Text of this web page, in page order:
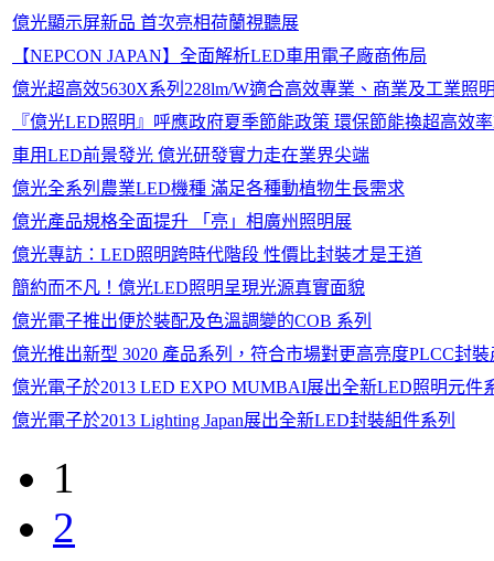
億光顯示屏新品 首次亮相荷蘭視聽展
【NEPCON JAPAN】全面解析LED車用電子廠商佈局
億光超高效5630X系列228lm/W適合高效專業、商業及工業照
『億光LED照明』呼應政府夏季節能政策 環保節能換超高效
車用LED前景發光 億光研發實力走在業界尖端
億光全系列農業LED機種 滿足各種動植物生長需求
億光產品規格全面提升 「亮」相廣州照明展
億光專訪：LED照明跨時代階段 性價比封裝才是王道
簡約而不凡！億光LED照明呈現光源真實面貌
億光電子推出便於裝配及色溫調變的COB 系列
億光推出新型 3020 產品系列，符合市場對更高亮度PLCC封
億光電子於2013 LED EXPO MUMBAI展出全新LED照明元件
億光電子於2013 Lighting Japan展出全新LED封裝組件系列
1
2